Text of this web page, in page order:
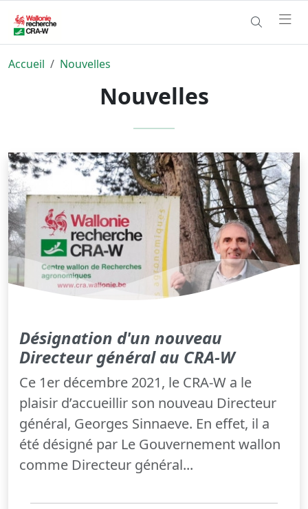
Accueil Nouvelles
Nouvelles
Désignation d'un nouveau
Directeur général au CRA-W
Ce 1er décembre 2021, le CRA-W a le
plaisir d’accueillir son nouveau Directeur
général, Georges Sinnaeve. En effet, il a
été désigné par Le Gouvernement wallon
comme Directeur général...